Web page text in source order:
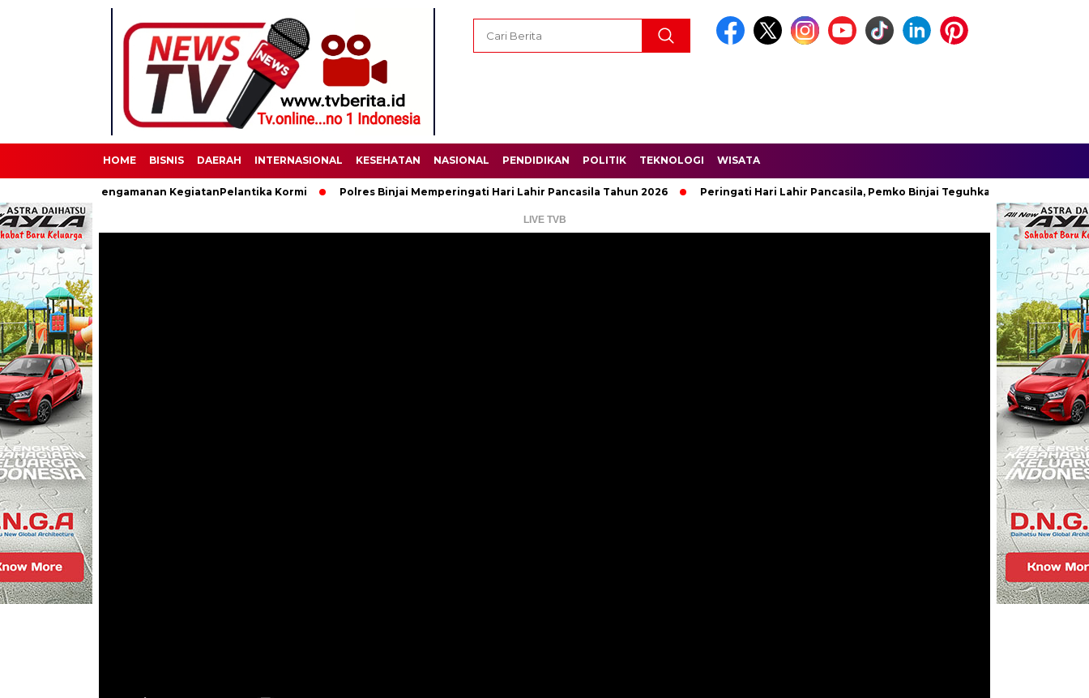
HOME BISNIS DAERAH INTERNASIONAL KESEHATAN NASIONAL PENDIDIKAN POLITIK TEKNOLOGI WISATA
Pengamanan KegiatanPelantika Kormi Polres Binjai Memperingati Hari Lahir Pancasila Tahun 2026 Peringati Hari Lahir Pancasila, Pemko Binjai Teguhkan Komitmen Kebangsaan.
LIVE TVB